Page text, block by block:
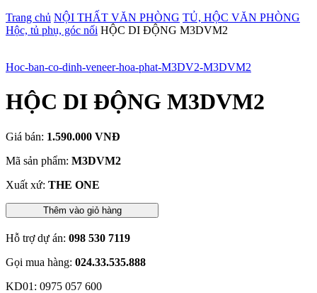
Trang chủ NỘI THẤT VĂN PHÒNG TỦ, HỘC VĂN PHÒNG
Hộc, tủ phụ, góc nối HỘC DI ĐỘNG M3DVM2
Hoc-ban-co-dinh-veneer-hoa-phat-M3DV2-M3DVM2
HỘC DI ĐỘNG M3DVM2
Giá bán: 1.590.000 VNĐ
Mã sản phẩm: M3DVM2
Xuất xứ: THE ONE
Thêm vào giỏ hàng
Hỗ trợ dự án: 098 530 7119
Gọi mua hàng: 024.33.535.888
KD01: 0975 057 600